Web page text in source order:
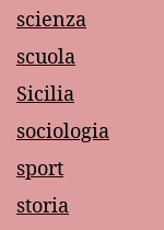
scienza
scuola
Sicilia
sociologia
sport
storia